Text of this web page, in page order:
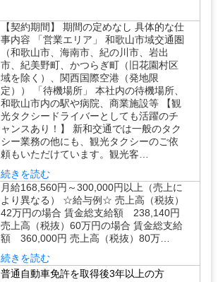
【契約期間】 期間の定めなし 具体的な仕
事内容 「営業エリア」 和歌山市域交通圏
（和歌山市、海南市、紀の川市、岩出
市、紀美野町、かつらぎ町（旧花園村区
域を除く）、関西国際空港（発地限
定）） 「待機場所」 本社内の待機場所、
和歌山市内の駅や病院、商業施設等 【観
光タクシードライバーとしても活躍のチ
ャンスあり！】 新和交通では一般のタク
シー業務の他にも、観光タクシーのご依
頼もいただけています。観光客…
続きを読む
月給168,560円～300,000円以上（売上に
より異なる） ☆給与例☆ 売上高（税抜）
42万円の場合 賃金総支給額 238,140円
売上高（税抜）60万円の場合 賃金総支給
額 360,000円 売上高（税抜）80万…
続きを読む
普通自動車免許を取得後3年以上の方